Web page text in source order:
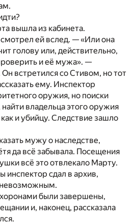
вышла из кабинета.
ей вслед. — «Или она
голову или, действительно,
и её мужа». —
встретился со Стивом, но тот
ему. Инспектор
оружия, но поиски
владельца этого оружия
и убийцу. Следствие зашло
мужу о наследстве,
да всё забывала. Посещения
всё это отвлекало Марту.
инспектор сдал в архив,
невозможным.
были завершены,
и, наконец, рассказала